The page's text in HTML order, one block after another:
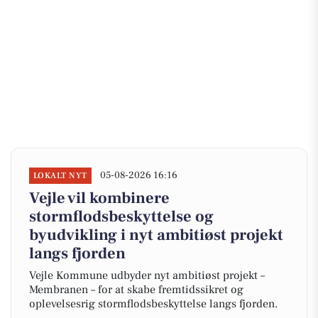
LOKALT NYT 05-08-2026 16:16
Vejle vil kombinere
stormflodsbeskyttelse og
byudvikling i nyt ambitiøst projekt
langs fjorden
Vejle Kommune udbyder nyt ambitiøst projekt –
Membranen – for at skabe fremtidssikret og
oplevelsesrig stormflodsbeskyttelse langs fjorden.